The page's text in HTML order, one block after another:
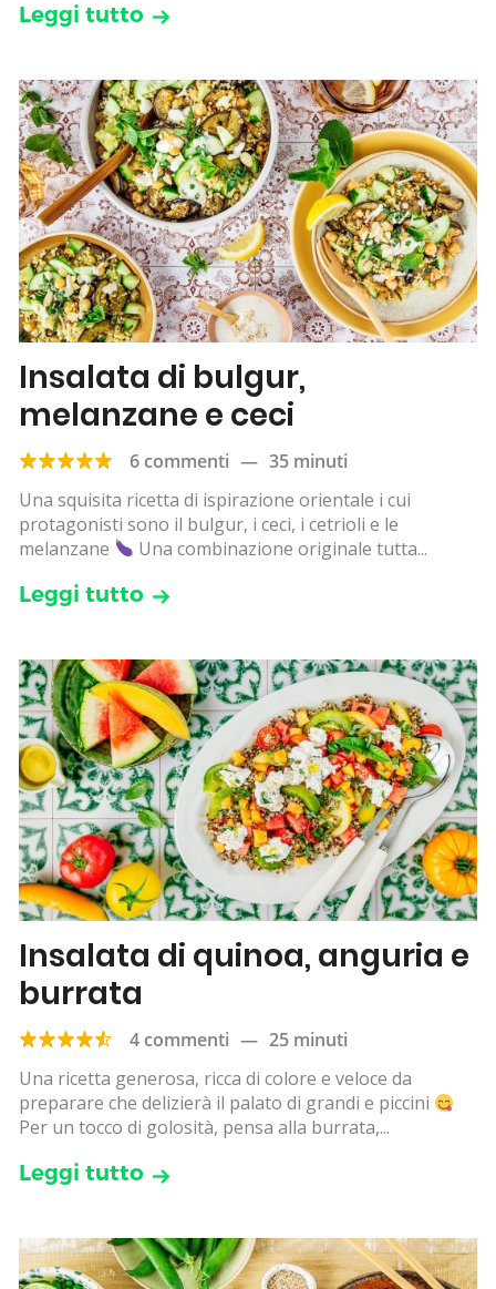
Leggi tutto
Insalata di bulgur,
melanzane e ceci
6 commenti — 35 minuti
Una squisita ricetta di ispirazione orientale i cui
protagonisti sono il bulgur, i ceci, i cetrioli e le
melanzane
Una combinazione originale tutta...
Leggi tutto
Insalata di quinoa, anguria e
burrata
4 commenti — 25 minuti
Una ricetta generosa, ricca di colore e veloce da
preparare che delizierà il palato di grandi e piccini
Per un tocco di golosità, pensa alla burrata,...
Leggi tutto